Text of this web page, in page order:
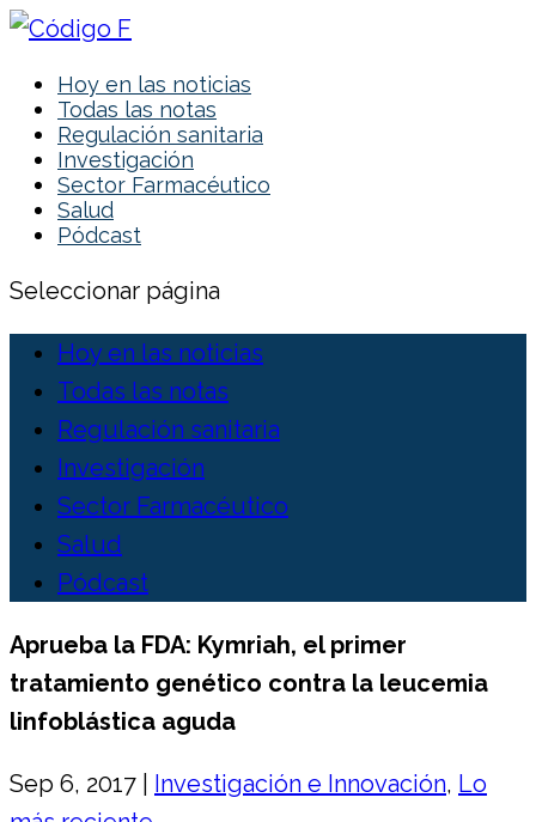
Hoy en las noticias
Todas las notas
Regulación sanitaria
Investigación
Sector Farmacéutico
Salud
Pódcast
Seleccionar página
Hoy en las noticias
Todas las notas
Regulación sanitaria
Investigación
Sector Farmacéutico
Salud
Pódcast
Aprueba la FDA: Kymriah, el primer
tratamiento genético contra la leucemia
linfoblástica aguda
Sep 6, 2017 Investigación e Innovación, Lo